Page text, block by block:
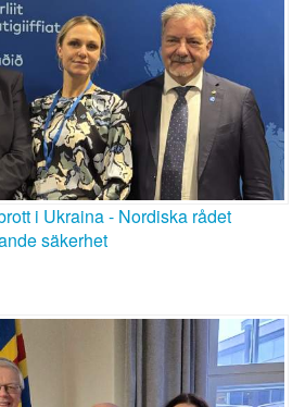
i Ukraina - Nordiska rådet
säkerhet